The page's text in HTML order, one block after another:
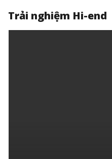
Trải nghiệm Hi-end